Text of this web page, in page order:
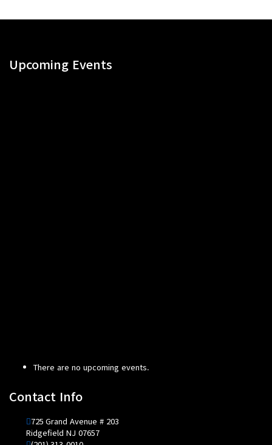
Upcoming Events
There are no upcoming events.
Contact Info
725 Grand Avenue # 203
Ridgefield NJ 07657